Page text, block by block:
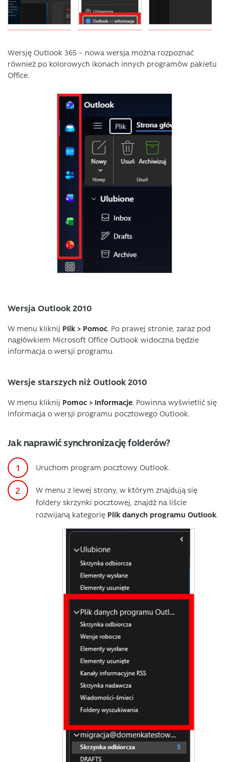
Wersję Outlook 365 – nowa wersja można rozpoznać
również po kolorowych ikonach innych programów pakietu
Office.
Wersja Outlook 2010
W menu kliknij Plik > Pomoc. Po prawej stronie, zaraz pod
nagłówkiem Microsoft Office Outlook widoczna będzie
informacja o wersji programu.
Wersje starszych niż Outlook 2010
W menu kliknij Pomoc > Informacje. Powinna wyświetlić się
informacja o wersji programu pocztowego Outlook.
Jak naprawić synchronizację folderów?
Uruchom program pocztowy Outlook.
W menu z lewej strony, w którym znajdują się
foldery skrzynki pocztowej, znajdź na liście
rozwijaną kategorię Plik danych programu Outlook.